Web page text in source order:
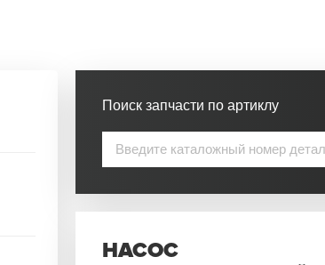
Поиск запчасти по артиклу
НАСОС